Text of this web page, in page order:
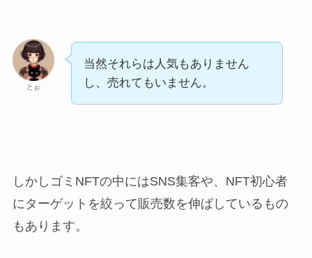
とぉ
当然それらは人気もありません
し、売れてもいません。
しかしゴミNFTの中にはSNS集客や、NFT初心者
にターゲットを絞って販売数を伸ばしているもの
もあります。